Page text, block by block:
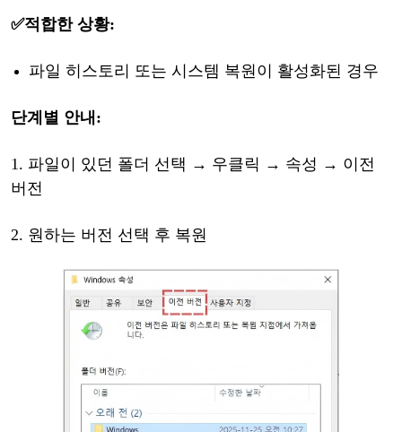
✅적합한 상황:
파일 히스토리 또는 시스템 복원이 활성화된 경우
단계별 안내 :
1. 파일이 있던 폴더 선택 → 우클릭 → 속성 → 이전
버전
2. 원하는 버전 선택 후 복원